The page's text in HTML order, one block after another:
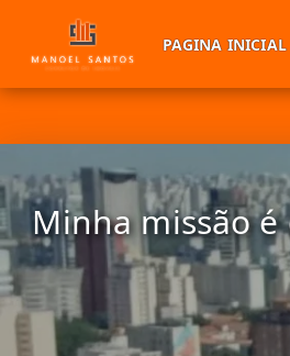
PAGINA INICIAL
Minha missão